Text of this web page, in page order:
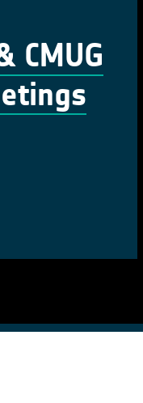
CMUG